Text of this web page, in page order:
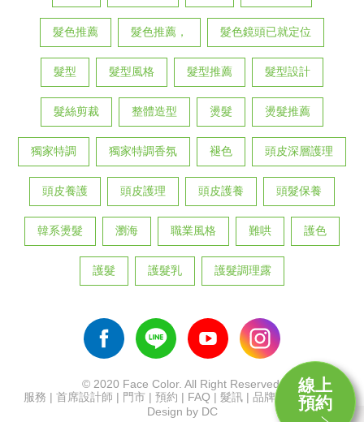
線上
預約
髮色推薦 髮色推薦， 髮色鏡頭已就定位
髮型 髮型風格 髮型推薦 髮型設計
髮絲剪裁 整體造型 燙髮 燙髮推薦
獨家特調 獨家特調香氛 褪色 頭皮深層護理
頭皮養護 頭皮護理 頭皮護養 頭髮保養
韓系燙髮 瀏海 職業風格 難哄 護色
護髮 護髮乳 護髮調理露
© 2020 Face Color. All Right Reserved.
服務 | 首席設計師 | 門市 | 預約 | FAQ | 髮訊 | 品牌| 招募|首頁
Design by DC